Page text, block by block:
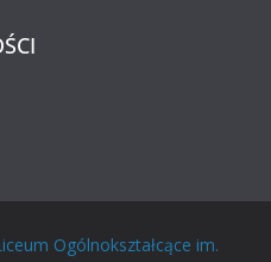
Ogólnokształcące im.